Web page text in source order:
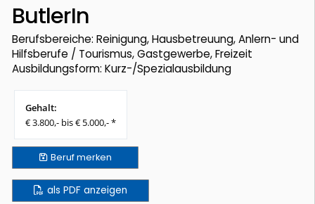
ButlerIn
Berufsbereiche: Reinigung, Hausbetreuung, Anlern- und
Hilfsberufe / Tourismus, Gastgewerbe, Freizeit
Ausbildungsform: Kurz-/Spezialausbildung
Gehalt:
€ 3.800,- bis € 5.000,- *
Berufmerken
als PDF anzeigen